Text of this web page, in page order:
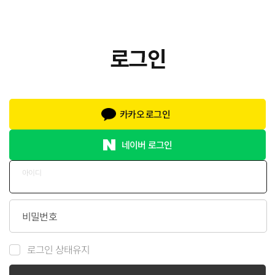
카카오 로그인
네이버 로그인
아이디
비밀번호
로그인 상태유지